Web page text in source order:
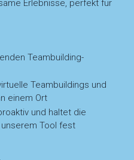
Erlebnisse, perfekt für
Teambuilding-
Teambuildings und
einem Ort
und haltet die
Tool fest